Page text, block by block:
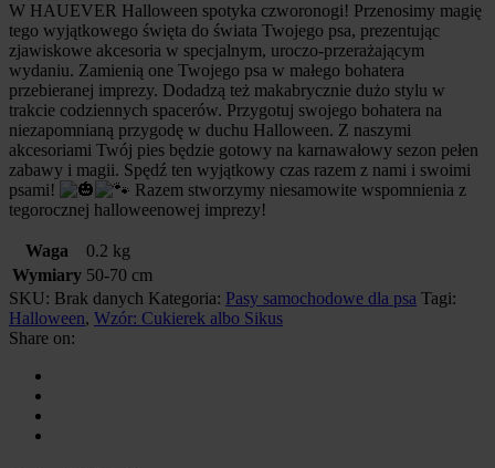
W HAUEVER Halloween spotyka czworonogi! Przenosimy magię
tego wyjątkowego święta do świata Twojego psa, prezentując
zjawiskowe akcesoria w specjalnym, uroczo-przerażającym
wydaniu. Zamienią one Twojego psa w małego bohatera
przebieranej imprezy. Dodadzą też makabrycznie dużo stylu w
trakcie codziennych spacerów. Przygotuj swojego bohatera na
niezapomnianą przygodę w duchu Halloween. Z naszymi
akcesoriami Twój pies będzie gotowy na karnawałowy sezon pełen
zabawy i magii. Spędź ten wyjątkowy czas razem z nami i swoimi
psami!
Razem stworzymy niesamowite wspomnienia z
tegorocznej halloweenowej imprezy!
Waga
0.2 kg
Wymiary 50-70 cm
SKU: Brak danych Kategoria: Pasy samochodowe dla psa Tagi:
Halloween, Wzór: Cukierek albo Sikus
Share on: